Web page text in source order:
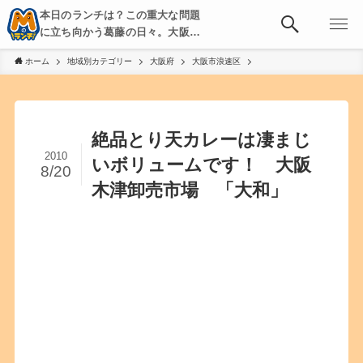
本日のランチは？この重大な問題
に立ち向かう葛藤の日々。大阪・
京都・神戸を中心とした食べ歩
き、飲み歩きを綴る。
ホーム 地域別カテゴリー 大阪府 大阪市浪速区
絶品とり天カレーは凄まじ
いボリュームです！ 大阪
木津卸売市場 「大和」
2010
8/20